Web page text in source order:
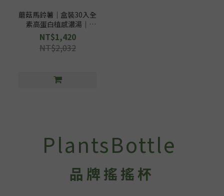
蘑菇馬鈴薯｜盒裝30入全
素高蛋白植感濃湯｜
PlantsB彼蛋白
NT$1,420
NT$2,032
PlantsBottle
品牌搖搖杯